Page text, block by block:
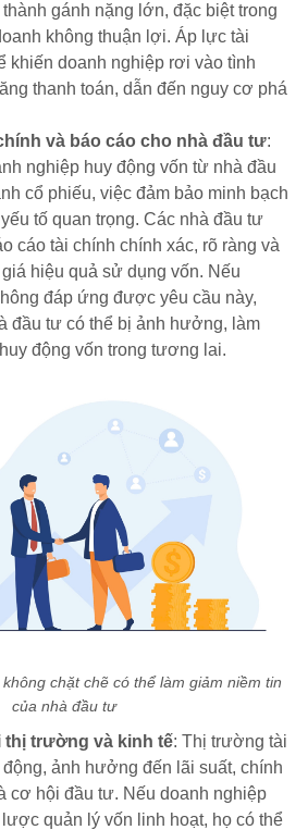
gánh nặng lớn, đặc biệt trong
không thuận lợi. Áp lực tài
khiến doanh nghiệp rơi vào tình
thanh toán, dẫn đến nguy cơ phá
và báo cáo cho nhà đầu tư:
nghiệp huy động vốn từ nhà đầu
cổ phiếu, việc đảm bảo minh bạch
tố quan trọng. Các nhà đầu tư
cáo tài chính chính xác, rõ ràng và
hiệu quả sử dụng vốn. Nếu
đáp ứng được yêu cầu này,
đầu tư có thể bị ảnh hưởng, làm
động vốn trong tương lai.
chặt chẽ có thể làm giảm niềm tin
của nhà đầu tư
thị trường và kinh tế: Thị trường tài
ảnh hưởng đến lãi suất, chính
cơ hội đầu tư. Nếu doanh nghiệp
quản lý vốn linh hoạt, họ có thể